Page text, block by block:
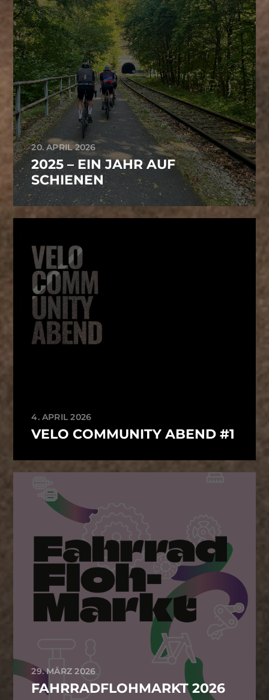
20. APRIL 2026
2025 – EIN JAHR AUF
SCHIENEN
4. APRIL 2026
VELO COMMUNITY ABEND #1
29. MÄRZ 2026
FAHRRADFLOHMARKT 2026